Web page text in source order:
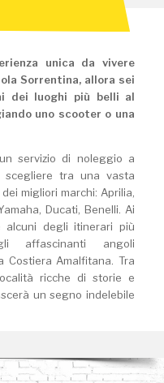
unica da vivere
Sorrentina, allora sei
dei luoghi più belli al
uno scooter o una
servizio di noleggio a
tra una vasta
migliori marchi: Aprilia,
Ducati, Benelli. Ai
alcuni degli itinerari più
affascinanti angoli
Costiera Amalfitana. Tra
ricche di storie e
un segno indelebile